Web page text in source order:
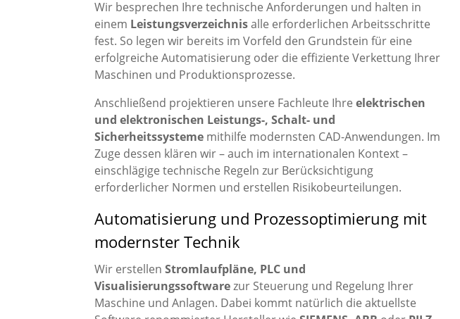
Wir besprechen Ihre technische Anforderungen und halten in
einem Leistungsverzeichnisalle erforderlichen Arbeitsschritte
fest. So legen wir bereits im Vorfeld den Grundstein für eine
erfolgreiche Automatisierung oder die effiziente Verkettung Ihrer
Maschinen und Produktionsprozesse.
Anschließend projektieren unsere Fachleute Ihreelektrischen
und elektronischen Leistungs-, Schalt- und
Sicherheitssysteme mithilfe modernsten CAD-Anwendungen. Im
Zuge dessen klären wir – auch im internationalen Kontext –
einschlägige technische Regeln zur Berücksichtigung
erforderlicher Normen und erstellen Risikobeurteilungen.
Automatisierung und Prozessoptimierung mit
modernster Technik
Wir erstellenStromlaufpläne, PLC und
Visualisierungssoftwarezur Steuerung und Regelung Ihrer
Maschine und Anlagen. Dabei kommt natürlich die aktuellste